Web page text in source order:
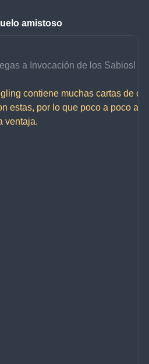
amistoso
a Invocación de los Sabios!
contiene muchas cartas de
estas, por lo que poco a poco
ventaja.